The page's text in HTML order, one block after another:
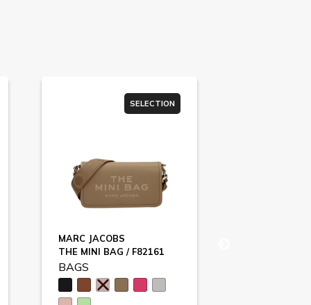
SELECTION
MARC JACOBS
THE MINI BAG / F82161
BAGS